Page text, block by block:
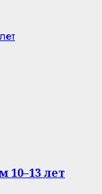
10–13 лет